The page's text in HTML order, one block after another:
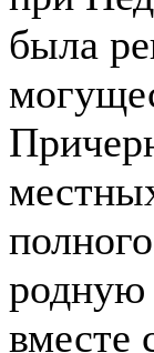
была
родную
вместе